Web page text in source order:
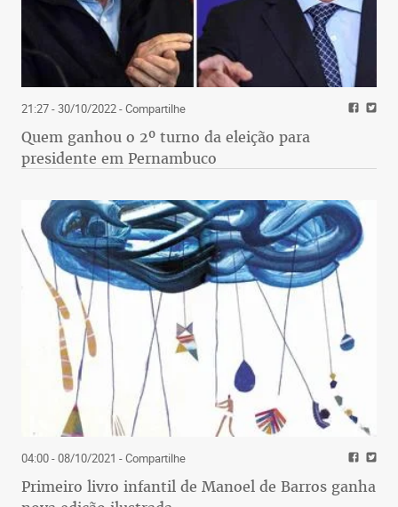
21:27 - 30/10/2022- Compartilhe
Quem ganhou o 2º turno da eleição para
presidente em Pernambuco
04:00 - 08/10/2021 - Compartilhe
Primeiro livro infantil de Manoel de Barros ganha